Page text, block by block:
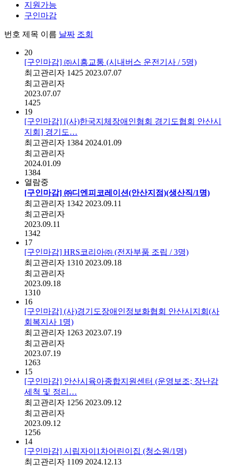
지원가능
구인마감
번호 제목 이름 날짜 조회
20
[구인마감] ㈜시흥교통 (시내버스 운전기사 / 5명)
최고관리자 1425 2023.07.07
최고관리자
2023.07.07
1425
19
[구인마감] [(사)한국지체장애인혐회 경기도협회 안산시
지회] 경기도…
최고관리자 1384 2024.01.09
최고관리자
2024.01.09
1384
열람중
[구인마감] ㈜디엔피코레이션(안산지점)(생산직/1명)
최고관리자 1342 2023.09.11
최고관리자
2023.09.11
1342
17
[구인마감] HRS코리아㈜ (전자부품 조립 / 3명)
최고관리자 1310 2023.09.18
최고관리자
2023.09.18
1310
16
[구인마감] (사)경기도장애인정보화협회 안산시지회(사
회복지사 1명)
최고관리자 1263 2023.07.19
최고관리자
2023.07.19
1263
15
[구인마감] 안산시육아종합지원센터 (운영보조; 장난감
세척 및 정리…
최고관리자 1256 2023.09.12
최고관리자
2023.09.12
1256
14
[구인마감] 시립자이1차어린이집 (청소원/1명)
최고관리자 1109 2024.12.13